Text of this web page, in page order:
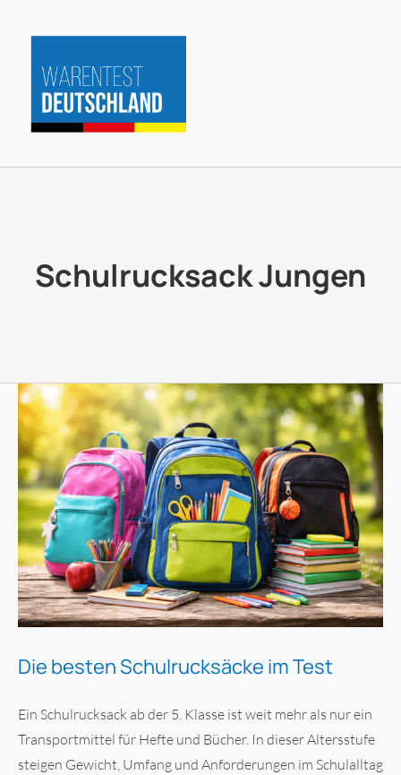
Inhalt
springen
Schulrucksack Jungen
Die besten Schulrucksäcke im Test
Ein Schulrucksack ab der 5. Klasse ist weit mehr als nur ein
Transportmittel für Hefte und Bücher. In dieser Altersstufe
steigen Gewicht, Umfang und Anforderungen im Schulalltag